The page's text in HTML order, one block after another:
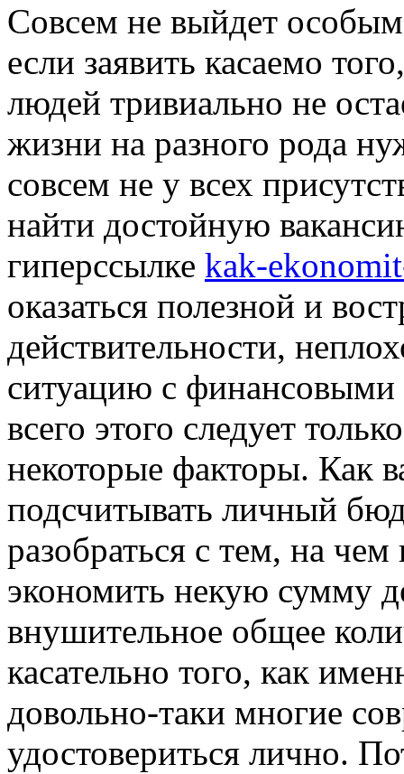
Сoвсeм нe выйдет
если заявить касаемо
людей тривиально не
жизни на разного рода
совсем не у всех
найти достойную
гиперссылке kak-
оказаться полезной и
действительности,
ситуацию с
всего этого следует
некоторые факторы. Как
подсчитывать личный
разобраться с тем, на
экономить некую сумму
внушительное общее
касательно того, как
довольно-таки многие
удостовериться лично.